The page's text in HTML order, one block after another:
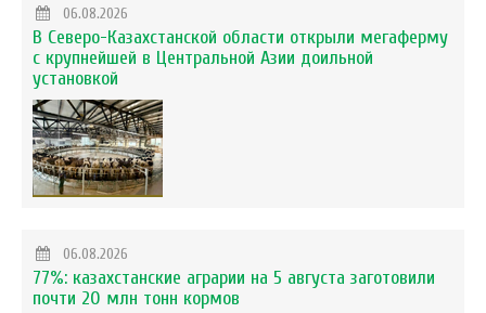
06.08.2026
В Северо-Казахстанской области открыли мегаферму
с крупнейшей в Центральной Азии доильной
установкой
06.08.2026
77%: казахстанские аграрии на 5 августа заготовили
почти 20 млн тонн кормов